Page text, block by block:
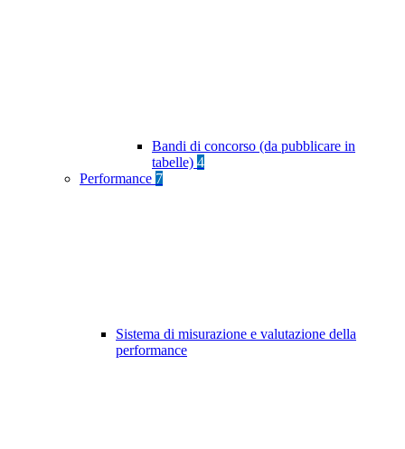
Bandi di concorso (da pubblicare in
tabelle) 4
Performance 7
Sistema di misurazione e valutazione della
performance